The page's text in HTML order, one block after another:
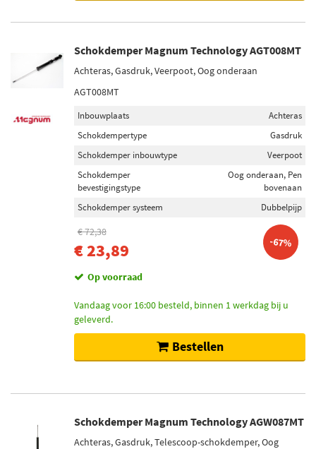
Schokdemper Magnum Technology AGT008MT
Achteras, Gasdruk, Veerpoot, Oog onderaan
AGT008MT
Inbouwplaats
Achteras
Schokdempertype
Gasdruk
Schokdemper inbouwtype
Veerpoot
Schokdemper
bevestigingstype
Oog onderaan, Pen
bovenaan
Schokdemper systeem
Dubbelpijp
€ 72,38
€ 23,89 -67%
Op voorraad
Vandaag voor 16:00 besteld, binnen 1 werkdag bij u
geleverd.
Bestellen
Schokdemper Magnum Technology AGW087MT
Achteras, Gasdruk, Telescoop-schokdemper, Oog